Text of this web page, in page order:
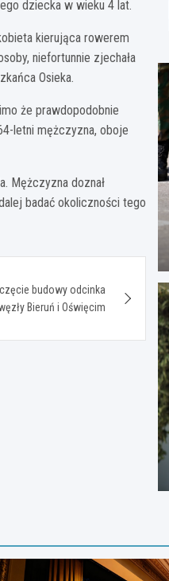
dziecka w wieku 4 lat.
kierująca rowerem
niefortunnie zjechała
Osieka.
że prawdopodobnie
letni mężczyzna, oboje
Mężczyzna doznał
badać okoliczności tego
budowy odcinka
Bieruń i Oświęcim